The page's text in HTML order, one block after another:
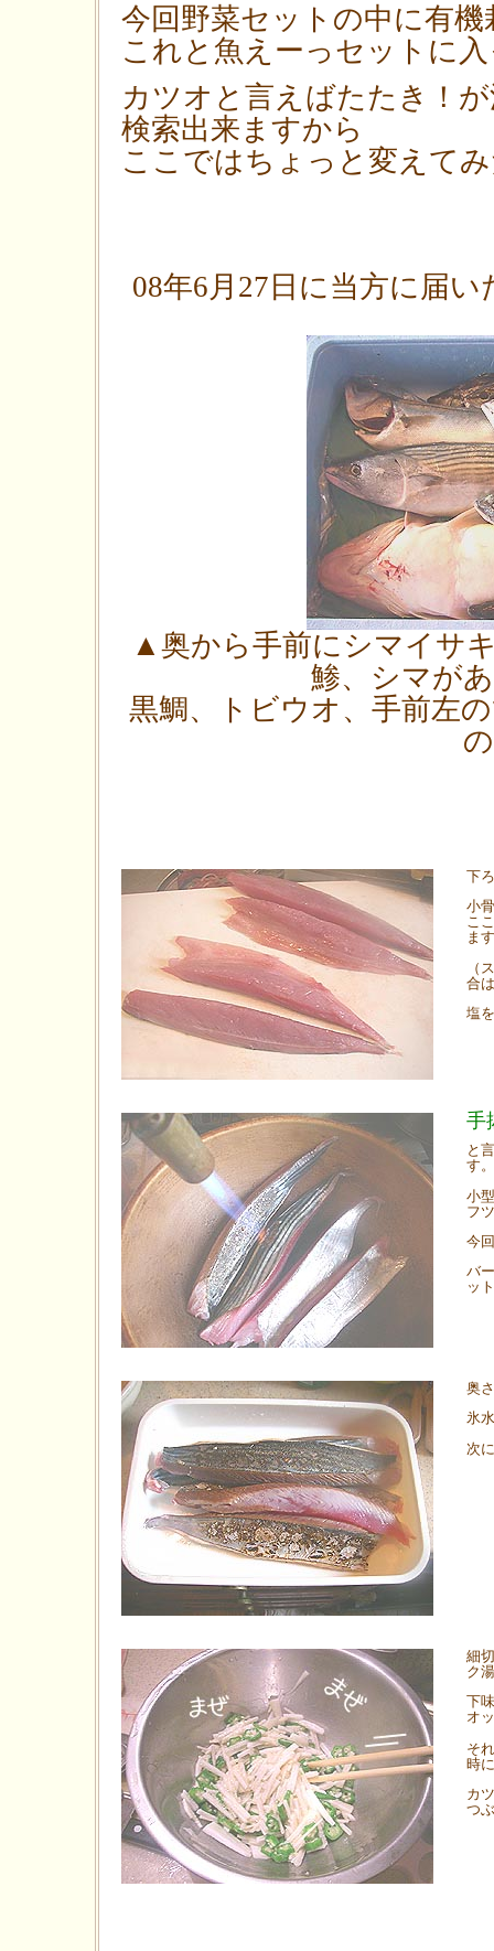
今回野菜セットの中に有
これと魚えーっセットに
カツオと言えばたたき！
検索出来ますから
ここではちょっと変えて
08年6月27日に当方に届
▲奥から手前にシマイサ
鯵、シマが
黒鯛、トビウオ、手前左
下
小
こ
ま
（
合
塩
手
と
す。
小
フ
今
バ
ッ
奥
氷
次
細
ク
下
オ
そ
時
カ
つ